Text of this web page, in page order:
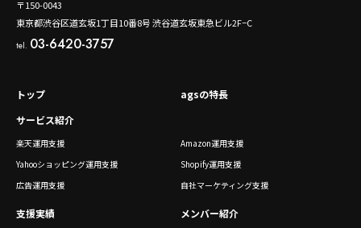
〒150-0043
東京都渋谷区道玄坂1丁目10番8号 渋谷道玄坂東急ビル2F−C
tel. 03-6420-3757
トップ
agsの特長
サービス紹介
楽天運用支援
Amazon運用支援
Yahooショッピング運用支援
Shopify運用支援
広告運用支援
自社マーケティング支援
支援実績 メンバー紹介